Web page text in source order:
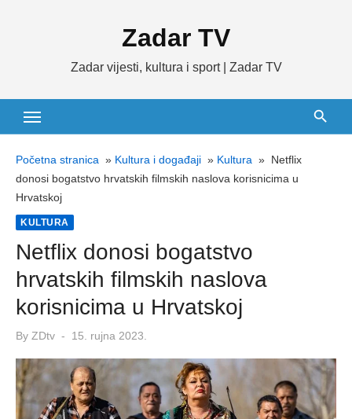
Zadar TV
Zadar vijesti, kultura i sport | Zadar TV
Početna stranica » Kultura i događaji » Kultura » Netflix
donosi bogatstvo hrvatskih filmskih naslova korisnicima u
Hrvatskoj
KULTURA
Netflix donosi bogatstvo
hrvatskih filmskih naslova
korisnicima u Hrvatskoj
By ZDtv
Posted
15. rujna 2023.